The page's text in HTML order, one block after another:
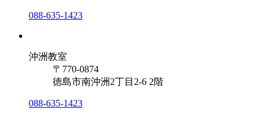
088-635-1423
沖洲教室
〒770-0874
徳島市南沖洲2丁目2-6 2階
088-635-1423